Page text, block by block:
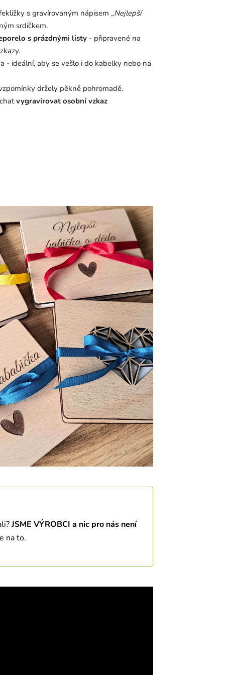
s gravírovaným nápisem „Nejlepší
srdíčkem.
s prázdnými listy - připravené na
- ideální, aby se vešlo i do kabelky nebo na
držely pěkně pohromadě.
vygravírovat osobní vzkaz
JSME VÝROBCI a nic pro nás není
na to.